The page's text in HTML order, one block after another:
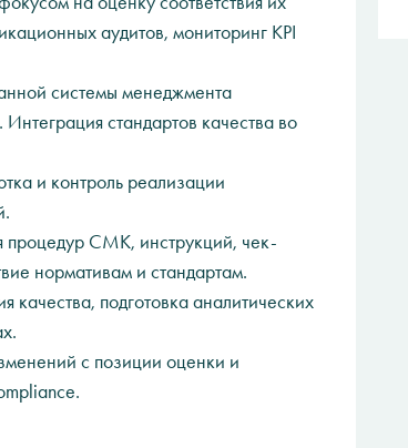
аудитов, мониторинг KPI
системы менеджмента
стандартов качества во
и контроль реализации
процедур СМК, инструкций, чек-
нормативам и стандартам.
качества, подготовка аналитических
с позиции оценки и